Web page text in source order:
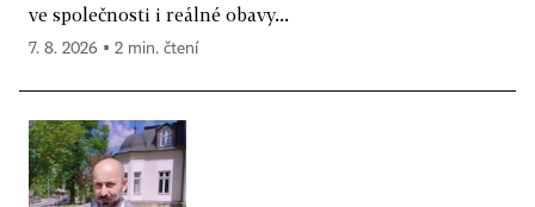
ve společnosti i reálné obavy...
7. 8. 2026 ▪ 2 min. čtení